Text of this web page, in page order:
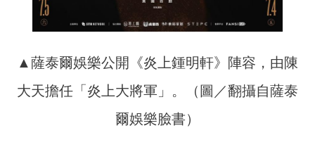
▲薩泰爾娛樂公開《炎上鍾明軒》陣容，由陳
大天擔任「炎上大將軍」。（圖／翻攝自薩泰
爾娛樂臉書）